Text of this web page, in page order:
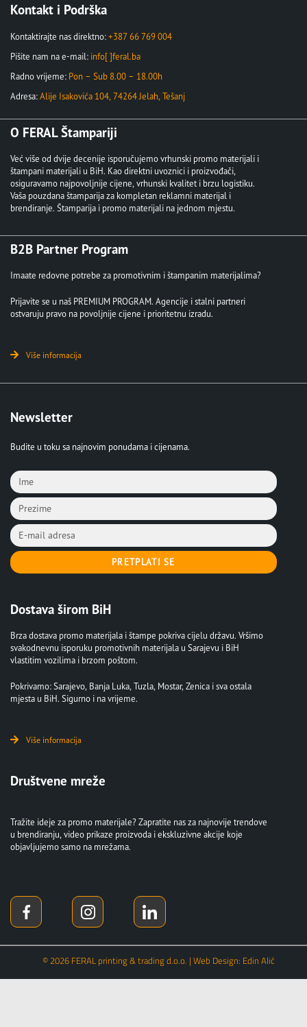
Kontakt i Podrška
Kontaktirajte nas direktno:+387 66 769 004
Pišite nam na e-mail: info[ ]feral.ba
Radno vrijeme: Pon – Sub 8.00 – 18.00h
Adresa:Alije Isakovića 104, 74264 Jelah, Tešanj
O FERAL Štampariji
Već više od dvije decenije isporučujemo vrhunski promo materijali i
štampani materijali u BiH. Kao direktni uvoznici i proizvođači,
osiguravamo najpovoljnije cijene, vrhunski kvalitet i brzu logistiku.
Vaša pouzdana štamparija za kompletan reklamni materijal i
brendiranje. Štamparija i promo materijali na jednom mjestu.
B2B Partner Program
Imaate redovne potrebe za promotivnim i štampanim materijalima?
Prijavite se u naš PREMIUM PROGRAM. Agencije i stalni partneri
ostvaruju pravo na povoljnije cijene i prioritetnu izradu.
Više informacija
Newsletter
Budite u toku sa najnovim ponudama i cijenama.
PRETPLATI SE
Dostava širom BiH
Brza dostava promo materijala i štampe pokriva cijelu državu. Vršimo
svakodnevnu isporuku promotivnih materijala u Sarajevu i BiH
vlastitim vozilima i brzom poštom.
Pokrivamo: Sarajevo, Banja Luka, Tuzla, Mostar, Zenica i sva ostala
mjesta u BiH. Sigurno i na vrijeme.
Više informacija
Društvene mreže
Tražite ideje za promo materijale? Zapratite nas za najnovije trendove
u brendiranju, video prikaze proizvoda i ekskluzivne akcije koje
objavljujemo samo na mrežama.
© 2026 FERAL printing & trading d.o.o. | Web Design: Edin Alić